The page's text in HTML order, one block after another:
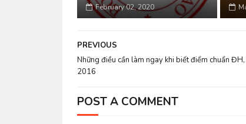
February 02, 2020
PREVIOUS
Những điều cần làm ngay khi biết điểm chuẩn
2016
POST A COMMENT